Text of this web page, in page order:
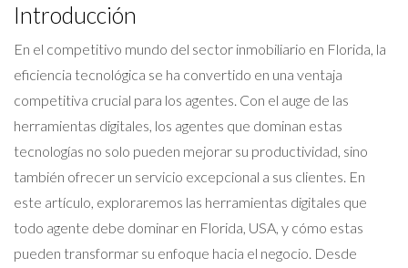
Introducción
En el competitivo mundo del sector inmobiliario en Florida, la
eficiencia tecnológica se ha convertido en una ventaja
competitiva crucial para los agentes. Con el auge de las
herramientas digitales, los agentes que dominan estas
tecnologías no solo pueden mejorar su productividad, sino
también ofrecer un servicio excepcional a sus clientes. En
este artículo, exploraremos las herramientas digitales que
todo agente debe dominar en Florida, USA, y cómo estas
pueden transformar su enfoque hacia el negocio. Desde